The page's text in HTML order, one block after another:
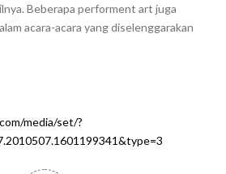
Beberapa performent art juga
acara-acara yang diselenggarakan
media/set/?